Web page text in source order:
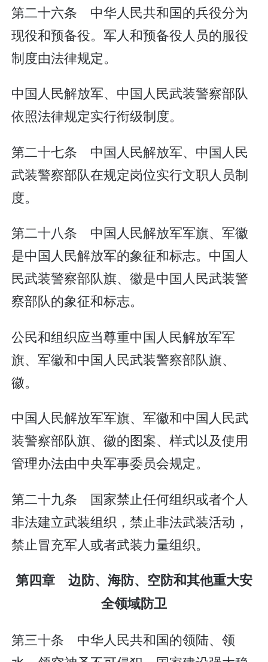
第二十六条 中华人民共和国的兵役分为
现役和预备役。军人和预备役人员的服役
制度由法律规定。
中国人民解放军、中国人民武装警察部队
依照法律规定实行衔级制度。
第二十七条 中国人民解放军、中国人民
武装警察部队在规定岗位实行文职人员制
度。
第二十八条 中国人民解放军军旗、军徽
是中国人民解放军的象征和标志。中国人
民武装警察部队旗、徽是中国人民武装警
察部队的象征和标志。
公民和组织应当尊重中国人民解放军军
旗、军徽和中国人民武装警察部队旗、
徽。
中国人民解放军军旗、军徽和中国人民武
装警察部队旗、徽的图案、样式以及使用
管理办法由中央军事委员会规定。
第二十九条 国家禁止任何组织或者个人
非法建立武装组织，禁止非法武装活动，
禁止冒充军人或者武装力量组织。
第四章 边防、海防、空防和其他重大安
全领域防卫
第三十条 中华人民共和国的领陆、领